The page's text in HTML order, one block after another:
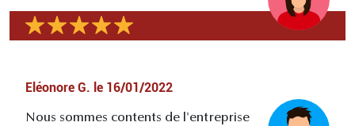
Eléonore G. le 16/01/2022
Nous sommes contents de l'entreprise